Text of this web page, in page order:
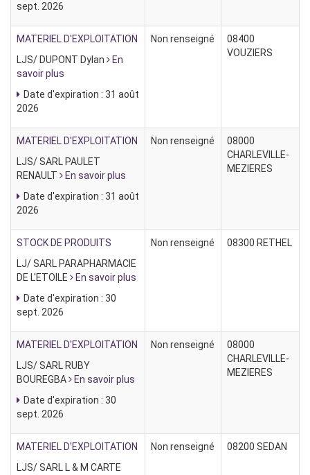
sept. 2026
MATERIEL D'EXPLOITATION
LJS/ DUPONT Dylan
En
savoir plus
Date d'expiration : 31 août
2026
Non renseigné
08400
VOUZIERS
MATERIEL D'EXPLOITATION
LJS/ SARL PAULET
RENAULT
En savoir plus
Date d'expiration : 31 août
2026
Non renseigné
08000
CHARLEVILLE-
MEZIERES
STOCK DE PRODUITS
LJ/ SARL PARAPHARMACIE
DE L'ETOILE
En savoir plus
Date d'expiration : 30
sept. 2026
Non renseigné 08300 RETHEL
MATERIEL D'EXPLOITATION
LJS/ SARL RUBY
BOUREGBA
En savoir plus
Date d'expiration : 30
sept. 2026
Non renseigné
08000
CHARLEVILLE-
MEZIERES
MATERIEL D'EXPLOITATION
LJS/ SARL L & M CARTE
Non renseigné 08200 SEDAN